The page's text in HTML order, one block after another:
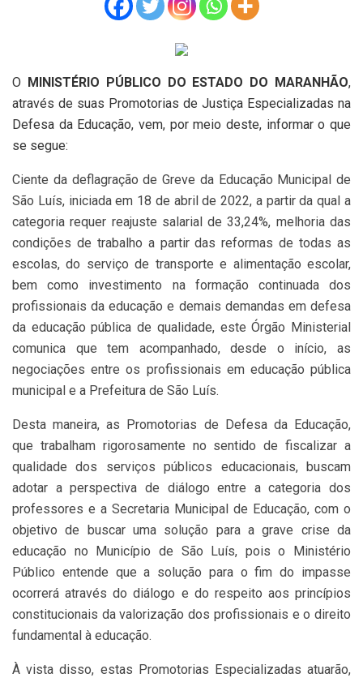
O MINISTÉRIO PÚBLICO DO ESTADO DO MARANHÃO,
através de suas Promotorias de Justiça Especializadas na
Defesa da Educação, vem, por meio deste, informar o que
se segue:
Ciente da deflagração de Greve da Educação Municipal de
São Luís, iniciada em 18 de abril de 2022, a partir da qual a
categoria requer reajuste salarial de 33,24%, melhoria das
condições de trabalho a partir das reformas de todas as
escolas, do serviço de transporte e alimentação escolar,
bem como investimento na formação continuada dos
profissionais da educação e demais demandas em defesa
da educação pública de qualidade, este Órgão Ministerial
comunica que tem acompanhado, desde o início, as
negociações entre os profissionais em educação pública
municipal e a Prefeitura de São Luís.
Desta maneira, as Promotorias de Defesa da Educação,
que trabalham rigorosamente no sentido de fiscalizar a
qualidade dos serviços públicos educacionais, buscam
adotar a perspectiva de diálogo entre a categoria dos
professores e a Secretaria Municipal de Educação, com o
objetivo de buscar uma solução para a grave crise da
educação no Município de São Luís, pois o Ministério
Público entende que a solução para o fim do impasse
ocorrerá através do diálogo e do respeito aos princípios
constitucionais da valorização dos profissionais e o direito
fundamental à educação.
À vista disso, estas Promotorias Especializadas atuarão,